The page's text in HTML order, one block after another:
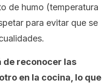
de humo (temperatura
para evitar que se
de reconocer las
en la cocina, lo que